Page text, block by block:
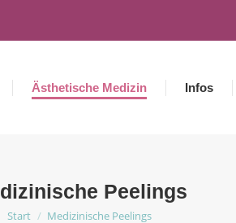
Ästhetische Medizin Infos
Peelings
Sie befinden sich hier:
Start Medizinische Peelings